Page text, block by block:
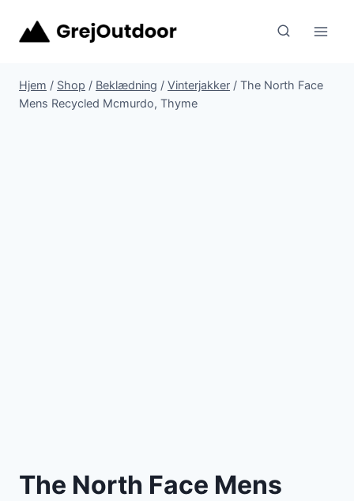
Hjem / Shop / Beklædning / Vinterjakker / The North Face
Mens Recycled Mcmurdo, Thyme
The North Face Mens